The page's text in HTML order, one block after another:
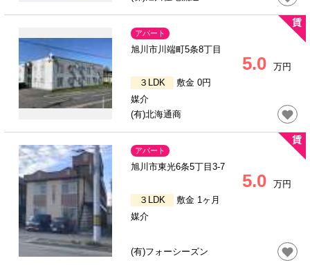
アパート
旭川市川端町5条8丁目
5.0
万円
３LDK
敷金 0円
媒介
(有)北海通商
アパート
旭川市東光6条5丁目3-7
5.0
万円
３LDK
敷金 1ヶ月
媒介
(有)フォーシーズン